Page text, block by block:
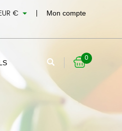
€  Mon compte
0